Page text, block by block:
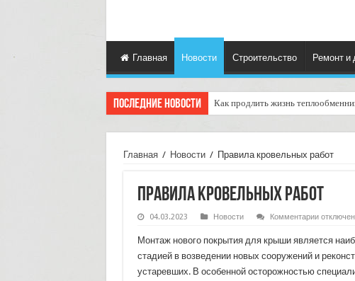
Главная Новости Строительство Ремонт и
Последние новости Как продлить жизнь
Горбыль как дрова:
Главная / Новости / Правила кровельных работ
Правила кровельных работ
04.03.2023 Новости Комментариик
работ
Монтаж нового покрытия для крыши является
стадией в возведении новых сооружений и
устаревших. В особенной осторожностью